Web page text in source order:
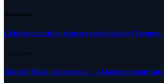
Actualités
Célébration de la journée nationale de l’Armée
5 AOÛT 2026
Ahmed Tessa pédagogue : » 4 langues pour